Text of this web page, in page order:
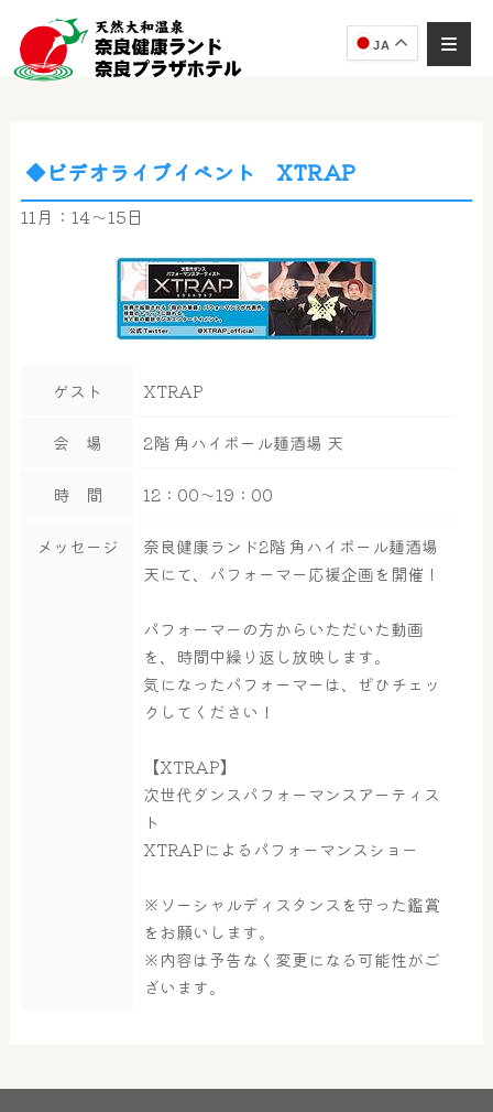
JA
大浴場 サウナ・岩盤浴
◆ビデオライブイベント XTRAP
11月：14～15日
ゲスト XTRAP
会 場 2階 角ハイボール麺酒場 天
時 間 12：00～19：00
メッセージ
奈良健康ランド2階 角ハイボール麺酒場
天にて、パフォーマー応援企画を開催！
パフォーマーの方からいただいた動画
を、時間中繰り返し放映します。
気になったパフォーマーは、ぜひチェッ
クしてください！
【XTRAP】
次世代ダンスパフォーマンスアーティス
ト
XTRAPによるパフォーマンスショー
※ソーシャルディスタンスを守った鑑賞
をお願いします。
※内容は予告なく変更になる可能性がご
ざいます。
AIコンシェルジュ
オンライン
奈良健康ランド AIコンシェルジュです。
ご質問をお伺いします。